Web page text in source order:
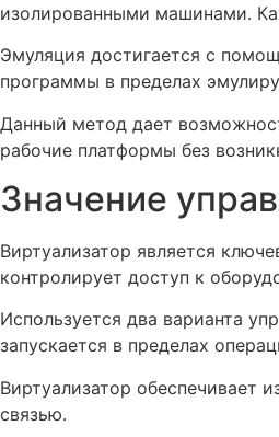
изолированными машинами.
Эмуляция достигается с
программы в пределах
Данный метод дает
рабочие платформы без
Значение
Виртуализатор является
контролирует доступ к
Используется два варианта
запускается в пределах
Виртуализатор обеспечивает
связью.